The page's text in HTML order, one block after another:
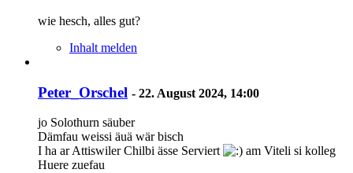
wie hesch, alles gut?
Inhalt melden
Peter_Orschel - 22. August 2024, 14:00
jo Solothurn säuber
Dämfau weissi äuä wär bisch
I ha ar Attiswiler Chilbi ässe Serviert
am Viteli si kolleg
Huere zuefau